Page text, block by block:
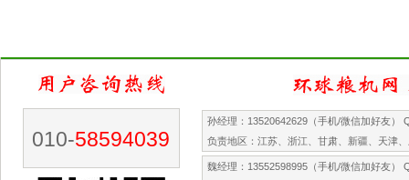
010-58594039
孙经理：13520642629（手机/微信加好友）
负责地区：江苏、浙江、甘肃、新疆、天津
魏经理：13552598995（手机/微信加好友）